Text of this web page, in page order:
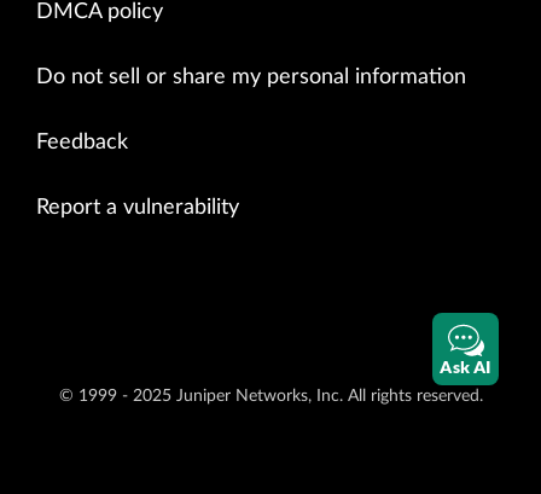
DMCA policy
Do not sell or share my personal information
Feedback
Report a vulnerability
© 1999 - 2025 Juniper Networks, Inc. All rights reserved.
Ask AI